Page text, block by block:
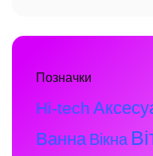
Позначки
Hi-tech
Ванна Вікна